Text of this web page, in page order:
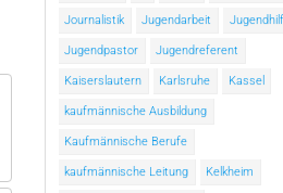
Journalistik Jugendarbeit
Jugendpastor Jugendreferent
Kaiserslautern Karlsruhe Kassel
kaufmännische Ausbildung
Kaufmännische Berufe
kaufmännische Leitung Kelkheim